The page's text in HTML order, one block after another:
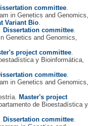
committee
in Genetics and Genomics,
Variant Bio
Dissertation committee
Genetics and Genomics,
project committee
y Bioinformática,
committee
in Genetics and Genomics,
Master's project
de Bioestadística y
Dissertation committee